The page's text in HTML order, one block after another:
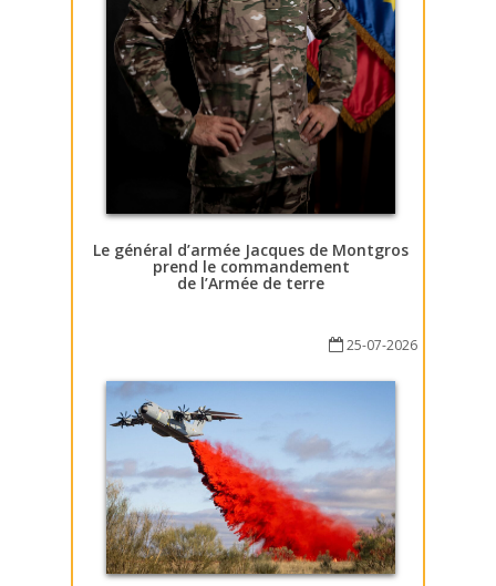
Le général d’armée Jacques de Montgros
prend le commandement
de l’Armée de terre
25-07-2026